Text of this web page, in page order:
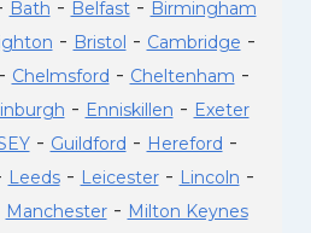
Bath - Belfast- Birmingham
- Bristol - Cambridge -
Chelmsford - Cheltenham -
- Enniskillen - Exeter
- Guildford - Hereford -
Leeds- Leicester- Lincoln -
Manchester- Milton Keynes